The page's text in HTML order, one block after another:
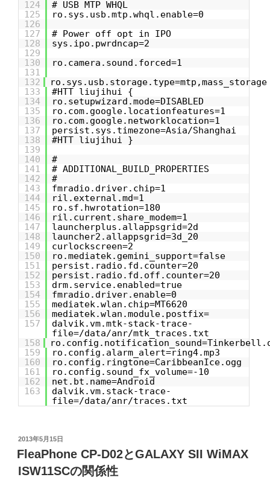
124
# USB MTP WHQL
125
ro.sys.usb.mtp.whql.enable=0
126
127
# Power off opt in IPO
128
sys.ipo.pwrdncap=2
129
130
ro.camera.sound.forced=1
131
132
ro.sys.usb.storage.type=mtp,mass_storage
133
#HTT liujihui {
134
ro.setupwizard.mode=DISABLED
135
ro.com.google.locationfeatures=1
136
ro.com.google.networklocation=1
137
persist.sys.timezone=Asia/Shanghai
138
#HTT liujihui }
139
140
#
141
# ADDITIONAL_BUILD_PROPERTIES
142
#
143
fmradio.driver.chip=1
144
ril.external.md=1
145
ro.sf.hwrotation=180
146
ril.current.share_modem=1
147
launcherplus.allappsgrid=2d
148
launcher2.allappsgrid=3d_20
149
curlockscreen=2
150
ro.mediatek.gemini_support=false
151
persist.radio.fd.counter=20
152
persist.radio.fd.off.counter=20
153
drm.service.enabled=true
154
fmradio.driver.enable=0
155
mediatek.wlan.chip=MT6620
156
mediatek.wlan.module.postfix=
157
dalvik.vm.mtk-stack-trace-
file=/data/anr/mtk_traces.txt
158
159
ro.config.alarm_alert=ring4.mp3
160
ro.config.ringtone=CaribbeanIce.ogg
161
ro.config.sound_fx_volume=-10
162
net.bt.name=Android
163
dalvik.vm.stack-trace-
file=/data/anr/traces.txt
投
稿
日:
2013年5月15日
FleaPhone CP-D02とGALAXY SII WiMAX
ISW11SCの関係性